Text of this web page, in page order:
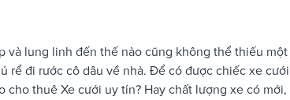
và lung linh đến thế nào cũng không thể thiếu
rể đi rước cô dâu về nhà. Để có được chiếc xe
cho thuê Xe cưới uy tín? Hay chất lượng xe có